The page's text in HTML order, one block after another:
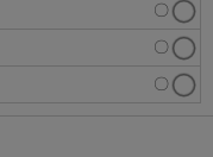
〇
〇
〇